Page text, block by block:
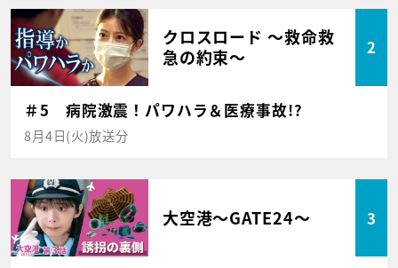
クロスロード ～救命救
急の約束～
2
＃5 病院激震！パワハラ＆医療事故!?
8月4日(火)放送分
大空港～GATE24～ 3